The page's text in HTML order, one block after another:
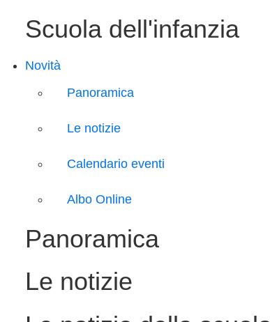
Scuola dell'infanzia
Novità
Panoramica
Le notizie
Calendario eventi
Albo Online
Panoramica
Le notizie